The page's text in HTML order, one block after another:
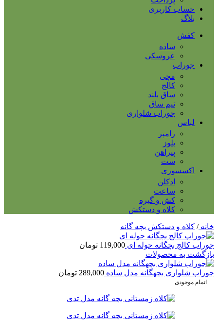
حساب کاربری
بلاگ
کفش
ساده
عروسکی
جوراب
مچی
کالج
ساق بلند
نیم ساق
جوراب شلواری
لباس
رامپر
بلوز
پیراهن
ست
اکسسوری
ادکلن
ساعت
کش و گیره
کلاه و دستکش
خانه/ کلاه و دستکش بچه گانه
جوراب کالج بچگانه حوله ای 119,000 تومان
بازگشت به محصولات
جوراب شلواری بچهگانه مدل ساده 289,000 تومان
اتمام موجودی